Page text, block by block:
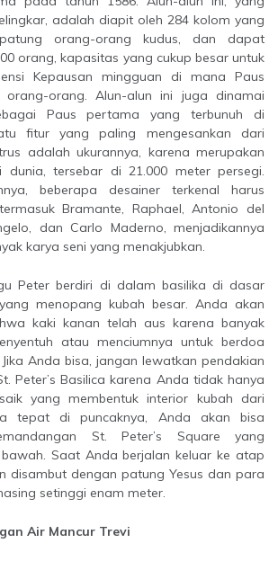
adalah diapit oleh 284 kolom yang
orang-orang kudus, dan dapat
orang, kapasitas yang cukup besar untuk
Kepausan mingguan di mana Paus
orang-orang. Alun-alun ini juga dinamai
Paus pertama yang terbunuh di
fitur yang paling mengesankan dari
adalah ukurannya, karena merupakan
dunia, tersebar di 21.000 meter persegi.
beberapa desainer terkenal harus
Bramante, Raphael, Antonio del
dan Carlo Maderno, menjadikannya
karya seni yang menakjubkan.
menopang kubah besar. Anda akan
kaki kanan telah aus karena banyak
atau menciumnya untuk berdoa
Anda bisa, jangan lewatkan pendakian
Peter’s Basilica karena Anda tidak hanya
yang membentuk interior kubah dari
tepat di puncaknya, Anda akan bisa
St. Peter’s Square yang
Saat Anda berjalan keluar ke atap
disambut dengan patung Yesus dan para
setinggi enam meter.
Air Mancur Trevi